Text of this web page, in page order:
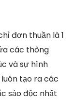
đơn thuần là 1
các thông
và sự hình
tạo ra các
sảo độc nhất